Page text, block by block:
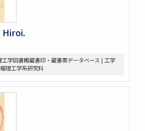
学図書館蔵書印・蔵書票データベース | 工学
理工学系研究科